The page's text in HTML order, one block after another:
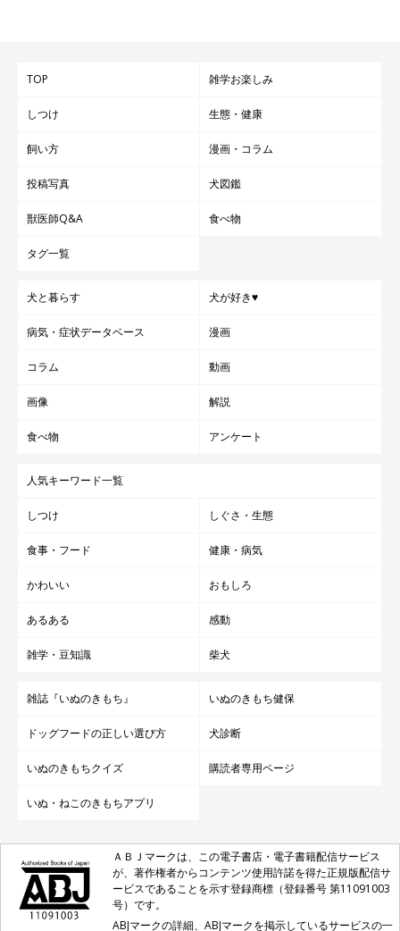
こんなにも可愛らしいからこそ、「極悪」になったときには思わ
ず笑ってしまいますね。きなこちゃんは今日も大好きな飼い主さ
♪
YouTube｜柴犬きなこと道産子夫婦
Instagram｜@shibainu_kinako216
※この記事は投稿者さまにご了承をいただいたうえで制作してい
ます。
取材・文／二宮ねこむ
TOP 雑学お楽しみ
しつけ 生態・健康
飼い方 漫画・コラム
投稿写真 犬図鑑
獣医師Q&A 食べ物
タグ一覧
犬と暮らす 犬が好き♥
病気・症状データベース 漫画
コラム 動画
画像 解説
食べ物 アンケート
人気キーワード一覧
しつけ しぐさ・生態
食事・フード 健康・病気
かわいい おもしろ
あるある 感動
雑学・豆知識 柴犬
雑誌『いぬのきもち』 いぬのきもち健保
ドッグフードの正しい選び方 犬診断
いぬのきもちクイズ 購読者専用ページ
いぬ・ねこのきもちアプリ
ＡＢＪマークは、この電子書店・電子書籍配信サービス
が、著作権者からコンテンツ使用許諾を得た正規版配信サ
ービスであることを示す登録商標（登録番号 第11091003
号）です。
ABJマークの詳細、ABJマークを掲示しているサービスの一